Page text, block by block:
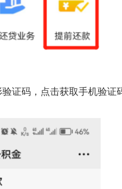
码，点击获取手机验证